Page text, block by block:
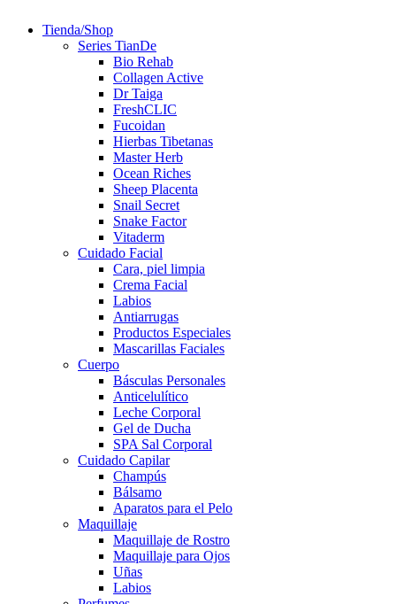
Tienda/Shop
Series TianDe
Bio Rehab
Collagen Active
Dr Taiga
FreshCLIC
Fucoidan
Hierbas Tibetanas
Master Herb
Ocean Riches
Sheep Placenta
Snail Secret
Snake Factor
Vitaderm
Cuidado Facial
Cara, piel limpia
Crema Facial
Labios
Antiarrugas
Productos Especiales
Mascarillas Faciales
Cuerpo
Básculas Personales
Anticelulítico
Leche Corporal
Gel de Ducha
SPA Sal Corporal
Cuidado Capilar
Champús
Bálsamo
Aparatos para el Pelo
Maquillaje
Maquillaje de Rostro
Maquillaje para Ojos
Uñas
Labios